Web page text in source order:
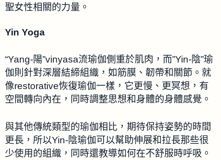
聖女性相關的力量。
Yin Yoga
“Yang-陽”vinyasa流瑜伽側重於肌肉，而”Yin-陰”瑜
伽則針對深層結締組織，如筋膜、韌帶和關節。就
像restorative恢復瑜伽一樣，它更慢、更冥想，有
空間轉向內在，同時調整思想和身體的身體感覺。
與其他傳統類型的瑜伽相比，期待保持姿勢的時間
更長，所以Yin-陰瑜伽可以幫助伸展和拉長那些很
少使用的組織，同時還教導如何在不舒服時呼吸。